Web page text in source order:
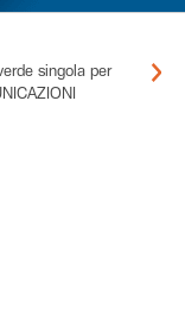
singola per